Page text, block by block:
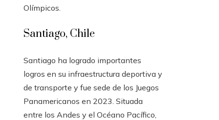
Olímpicos.
Santiago, Chile
Santiago ha logrado importantes
logros en su infraestructura deportiva y
de transporte y fue sede de los Juegos
Panamericanos en 2023. Situada
entre los Andes y el Océano Pacífico,